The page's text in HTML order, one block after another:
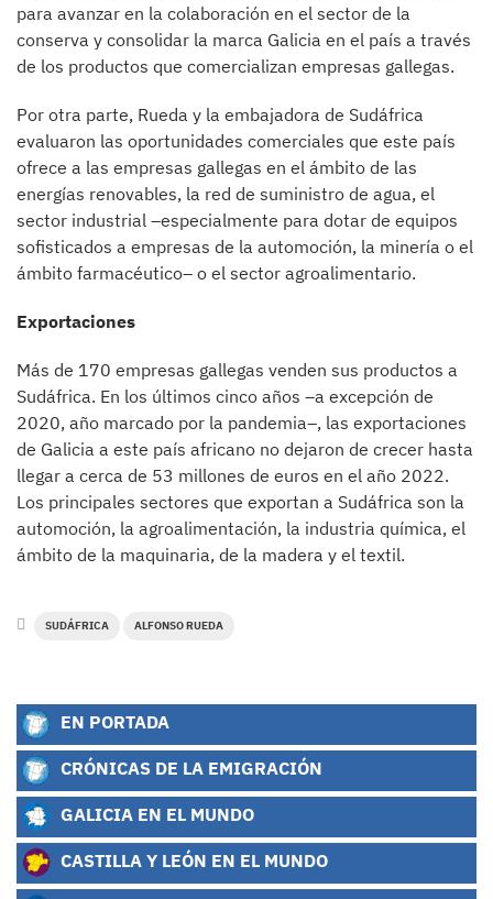
para avanzar en la colaboración en el sector de la
conserva y consolidar la marca Galicia en el país a través
de los productos que comercializan empresas gallegas.
Por otra parte, Rueda y la embajadora de Sudáfrica
evaluaron las oportunidades comerciales que este país
ofrece a las empresas gallegas en el ámbito de las
energías renovables, la red de suministro de agua, el
sector industrial –especialmente para dotar de equipos
sofisticados a empresas de la automoción, la minería o el
ámbito farmacéutico– o el sector agroalimentario.
Exportaciones
Más de 170 empresas gallegas venden sus productos a
Sudáfrica. En los últimos cinco años –a excepción de
2020, año marcado por la pandemia–, las exportaciones
de Galicia a este país africano no dejaron de crecer hasta
llegar a cerca de 53 millones de euros en el año 2022.
Los principales sectores que exportan a Sudáfrica son la
automoción, la agroalimentación, la industria química, el
ámbito de la maquinaria, de la madera y el textil.
SUDÁFRICA ALFONSO RUEDA
EN PORTADA
CRÓNICAS DE LA EMIGRACIÓN
GALICIA EN EL MUNDO
CASTILLA Y LEÓN EN EL MUNDO